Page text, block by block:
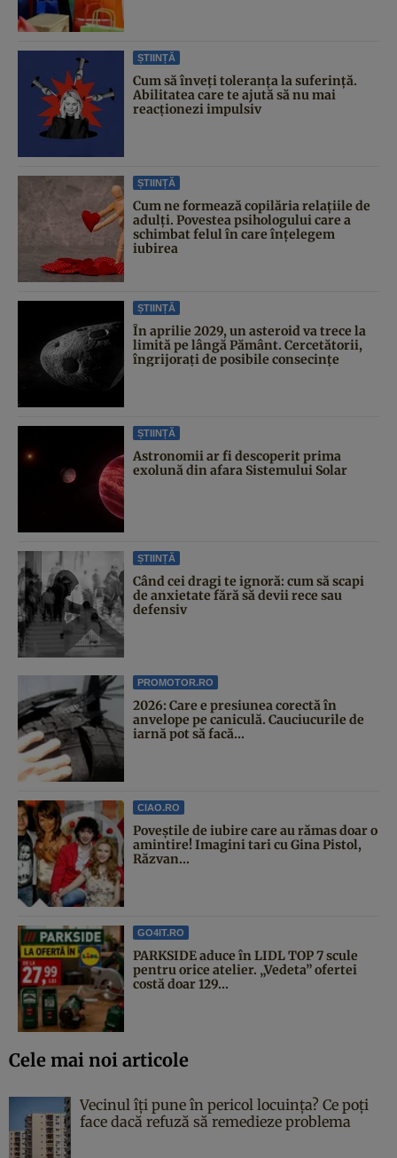
ȘTIINȚĂ
Cum să înveți toleranța la suferință.
Abilitatea care te ajută să nu mai
reacționezi impulsiv
ȘTIINȚĂ
Cum ne formează copilăria relațiile de
adulți. Povestea psihologului care a
schimbat felul în care înțelegem
iubirea
ȘTIINȚĂ
În aprilie 2029, un asteroid va trece la
limită pe lângă Pământ. Cercetătorii,
îngrijorați de posibile consecințe
ȘTIINȚĂ
Astronomii ar fi descoperit prima
exolună din afara Sistemului Solar
ȘTIINȚĂ
Când cei dragi te ignoră: cum să scapi
de anxietate fără să devii rece sau
defensiv
PROMOTOR.RO
2026: Care e presiunea corectă în
anvelope pe caniculă. Cauciucurile de
iarnă pot să facă...
CIAO.RO
Poveştile de iubire care au rămas doar o
amintire! Imagini tari cu Gina Pistol,
Răzvan...
GO4IT.RO
PARKSIDE aduce în LIDL TOP 7 scule
pentru orice atelier. „Vedeta” ofertei
costă doar 129...
Cele mai noi articole
Vecinul îți pune în pericol locuința? Ce poți
face dacă refuză să remedieze problema